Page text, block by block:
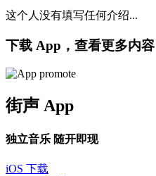
这个人没有填写任何介绍...
下载 App，查看更多内容
街声 App
独立音乐 随开即现
iOS 下载